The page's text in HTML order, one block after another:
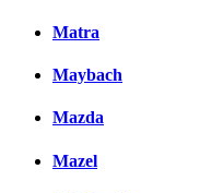
Matra
Maybach
Mazda
Mazel